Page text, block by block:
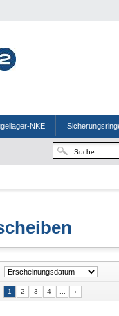
NKE
1 2 3 4